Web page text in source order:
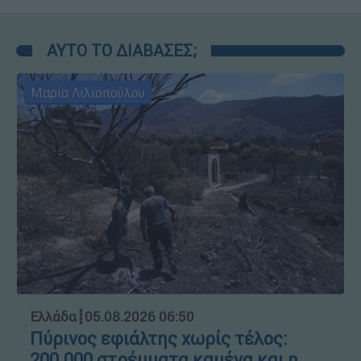
ΑΥΤΟ ΤΟ ΔΙΑΒΑΣΕΣ;
Μαρία Λιλιοπούλου
Ελλάδα┋05.08.2026 06:50
Πύρινος εφιάλτης χωρίς τέλος: